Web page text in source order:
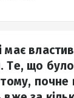
Те, що
тому, почне